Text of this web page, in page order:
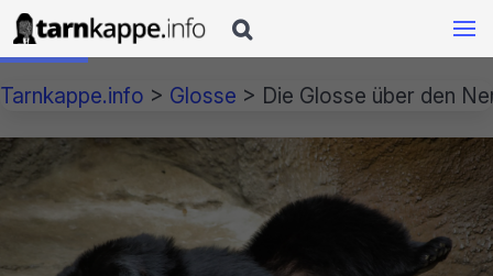

Tarnkappe.info > Glosse > Die Glosse über den